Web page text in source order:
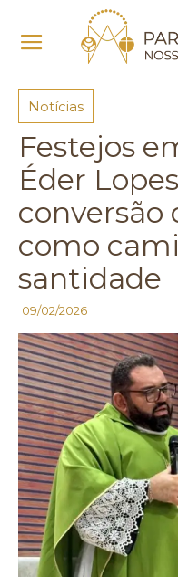
Notícias
Notícias
Festejos
Éder
conversão
como
santidade
09/02/2026